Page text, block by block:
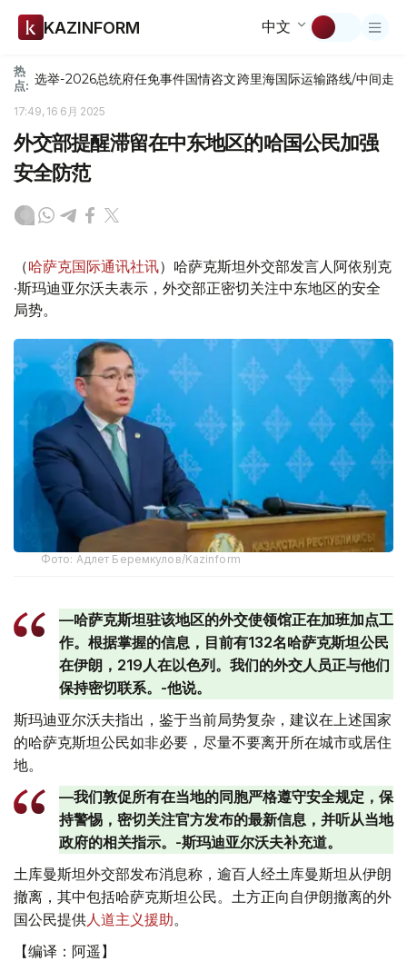
KAZINFORM 中文
热
点: 选举-2026总统府任免事件国情咨文跨里海国际运输路线/中间走廊
17:49, 16 6月 2025
外交部提醒滞留在中东地区的哈国公民加强
安全防范
（哈萨克国际通讯社讯）哈萨克斯坦外交部发言人阿依别克
·斯玛迪亚尔沃夫表示，外交部正密切关注中东地区的安全
局势。
Фото: Адлет Беремкулов/Kazinform
—哈萨克斯坦驻该地区的外交使领馆正在加班加点工
作。根据掌握的信息，目前有132名哈萨克斯坦公民
在伊朗，219人在以色列。我们的外交人员正与他们
保持密切联系。-他说。
斯玛迪亚尔沃夫指出，鉴于当前局势复杂，建议在上述国家
的哈萨克斯坦公民如非必要，尽量不要离开所在城市或居住
地。
—我们敦促所有在当地的同胞严格遵守安全规定，保
持警惕，密切关注官方发布的最新信息，并听从当地
政府的相关指示。-斯玛迪亚尔沃夫补充道。
土库曼斯坦外交部发布消息称，逾百人经土库曼斯坦从伊朗
撤离，其中包括哈萨克斯坦公民。土方正向自伊朗撤离的外
国公民提供人道主义援助。
【编译：阿遥】